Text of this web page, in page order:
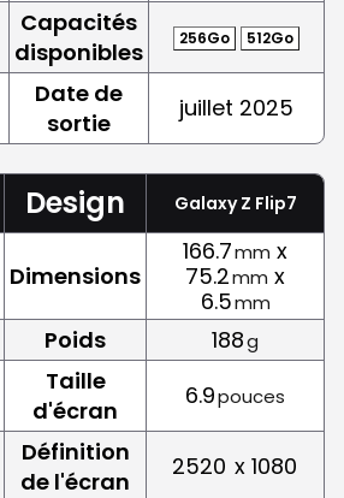
Capacités
disponibles
256Go 512Go
Date de
sortie
juillet 2025
Design Galaxy Z Flip7
Dimensions
166.7mm x
75.2mm x
6.5mm
Poids 188g
Taille
d'écran
6.9pouces
Définition
de l'écran
2520 x 1080